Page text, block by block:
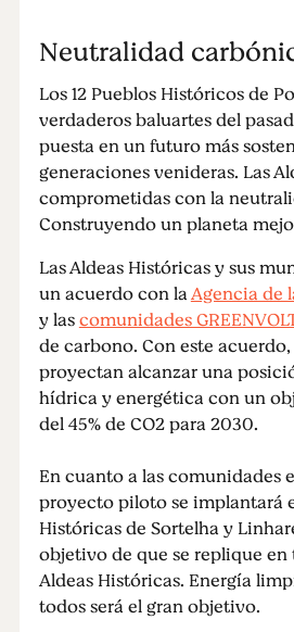
Neutralidad
Los 12 Pueblos Históricos de
verdaderos baluartes del
puesta en un futuro más
generaciones venideras. Las
comprometidas con la
Construyendo un planeta
Las Aldeas Históricas y sus
un acuerdo con laAgencia de
y lascomunidades
de carbono. Con este
proyectan alcanzar una
hídrica y energética con un
del 45% de CO2 para 2030.
En cuanto a las comunidades
proyecto piloto se implantará
Históricas de Sortelha y
objetivo de que se replique en
Aldeas Históricas. Energía
todos será el gran objetivo.